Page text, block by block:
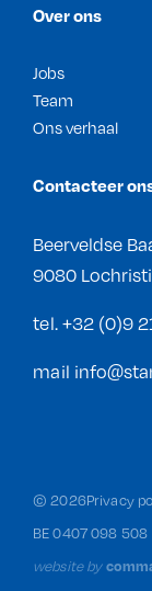
Over ons
Jobs
Team
Ons verhaal
Contacteer
Beerveldse
9080 Lochristi
tel.+32 (0)9
mail
©2026Privacy
BE 0407 098 508
website by